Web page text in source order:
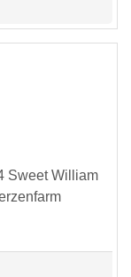
Sweet William